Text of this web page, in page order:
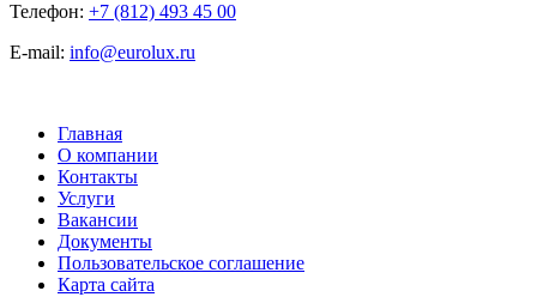
Телефон: +7 (812) 493 45 00
E-mail: info@eurolux.ru
Главная
О компании
Контакты
Услуги
Вакансии
Документы
Пользовательское соглашение
Карта сайта